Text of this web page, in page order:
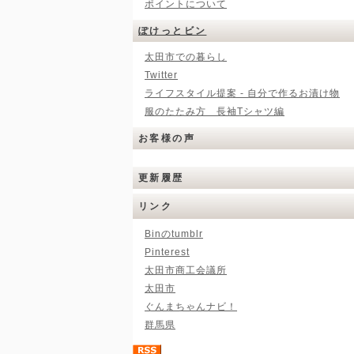
ポイントについて
ぽけっとビン
太田市での暮らし
Twitter
ライフスタイル提案 - 自分で作るお漬け物
服のたたみ方 長袖Tシャツ編
お客様の声
更新履歴
リンク
Binのtumblr
Pinterest
太田市商工会議所
太田市
ぐんまちゃんナビ！
群馬県